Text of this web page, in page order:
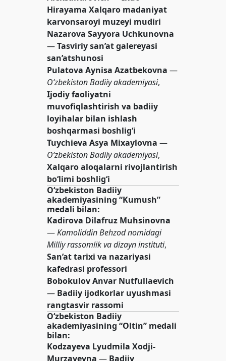
Hirayama Xalqaro madaniyat
karvonsaroyi muzeyi mudiri
Nazarova Sayyora Uchkunovna
—Tasviriy san’at galereyasi
san’atshunosi
Pulatova Aynisa Azatbekovna —
O‘zbekiston Badiiy akademiyasi,
Ijodiy faoliyatni
muvofiqlashtirish va badiiy
loyihalar bilan ishlash
boshqarmasi boshlig‘i
Tuychieva Asya Mixaylovna —
O‘zbekiston Badiiy akademiyasi,
Xalqaro aloqalarni rivojlantirish
bo‘limi boshlig‘i
O‘zbekiston Badiiy
akademiyasining “Kumush”
medali bilan:
Kadirova Dilafruz Muhsinovna
—Kamoliddin Behzod nomidagi
Milliy rassomlik va dizayn instituti,
San’at tarixi va nazariyasi
kafedrasi professori
Bobokulov Anvar Nutfullaevich
— Badiiy ijodkorlar uyushmasi
rangtasvir rassomi
O‘zbekiston Badiiy
akademiyasining “Oltin” medali
bilan:
Kodzayeva Lyudmila Xodji-
Murzayevna — Badiiy